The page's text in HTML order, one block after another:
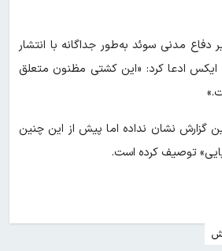
دفاع مدنی سوئد به‌طور جداگانه با انتشار
ادعا کرد: «این کشتی مظنون متعلق
گزارش نشان نداده اما پیش از این چنین
توصیف کرده است.